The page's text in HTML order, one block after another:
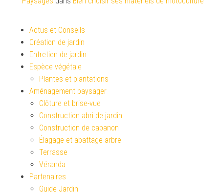
Actus et Conseils
Création de jardin
Entretien de jardin
Espèce végétale
Plantes et plantations
Aménagement paysager
Clôture et brise-vue
Construction abri de jardin
Construction de cabanon
Élagage et abattage arbre
Terrasse
Véranda
Partenaires
Guide Jardin